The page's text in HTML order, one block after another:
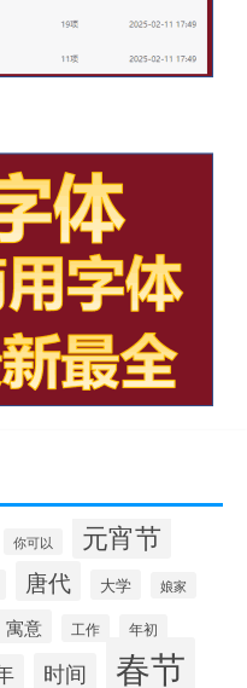
你可以 元宵节
唐代 大学 娘家
寓意 工作 年初
时间 春节